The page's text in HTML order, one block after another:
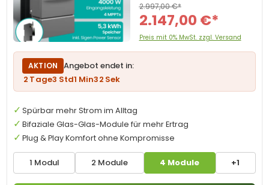
1 Modul 2 Module 4 Module +1
2.147,00 €*
2.997,00 €*
Preis mit 0% MwSt. zzgl. Versand
AKTION
Angebot endet in:
2 Tage3 Std1 Min31Sek
Spürbar mehr Strom im Alltag
Bifaziale Glas-Glas-Module für mehr Ertrag
Plug & Play Komfort ohne Kompromisse